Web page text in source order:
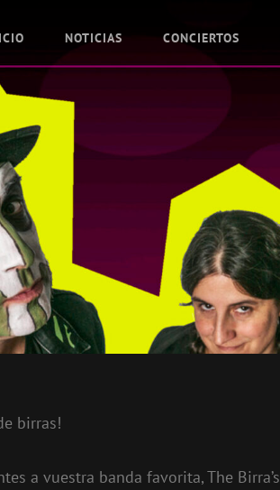
NOTICIAS CONCIERTOS
birras!
a vuestra banda favorita, The